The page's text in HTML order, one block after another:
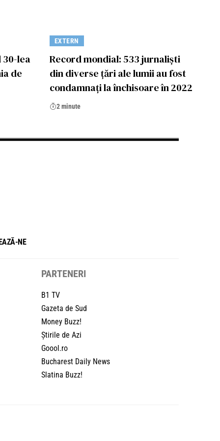
30-lea
de
EXTERN
Record mondial: 533 jurnaliști
din diverse țări ale lumii au fost
condamnați la închisoare în 2022
2 minute
NE
PARTENERI
B1 TV
Gazeta de Sud
Money Buzz!
Știrile de Azi
Goool.ro
Bucharest Daily News
Slatina Buzz!